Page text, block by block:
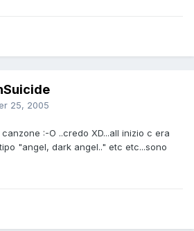
25, 2005
:-O ..credo XD...all inizio c era
"angel, dark angel.." etc etc...sono